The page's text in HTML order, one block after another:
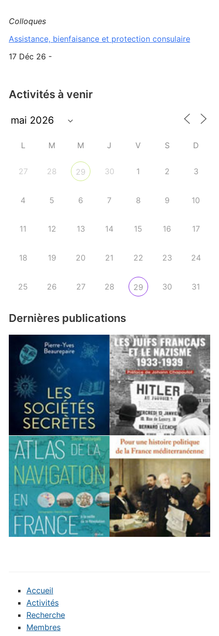
Colloques
Assistance, bienfaisance et protection consulaire
17 Déc 26 -
Activités à venir
L M M J V S D
27 28 29 30 1 2 3
4 5 6 7 8 9 10
11 12 13 14 15 16 17
18 19 20 21 22 23 24
25 26 27 28 29 30 31
Dernières publications
Accueil
Activités
Recherche
Membres